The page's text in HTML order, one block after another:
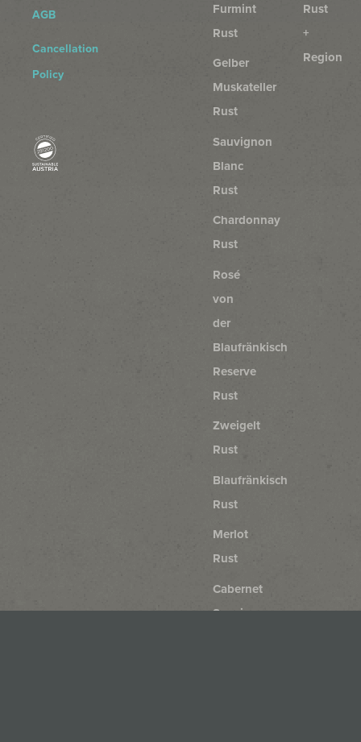
AGB
Cancellation
Policy
Furmint
Rust
Gelber
Muskateller
Rust
Sauvignon
Blanc
Rust
Chardonnay
Rust
Rosé
von
der
Blaufränkisch
Reserve
Rust
Zweigelt
Rust
Blaufränkisch
Rust
Merlot
Rust
Cabernet
Sauvignon
Rust
+
Region